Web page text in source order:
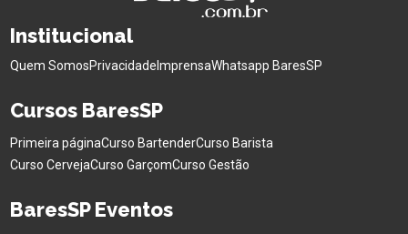
Institucional
Quem SomosPrivacidade ImprensaWhatsapp BaresSP
Cursos BaresSP
Primeira páginaCurso BartenderCurso Barista
Curso CervejaCurso GarçomCurso Gestão
BaresSP Eventos